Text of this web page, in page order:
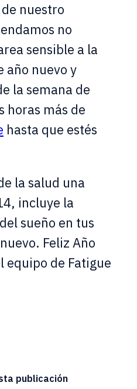
nuestro
no
sensible a la
año nuevo y
la semana de
horas más de
hasta que estés
la salud una
incluye la
sueño en tus
Feliz Año
equipo de Fatigue
publicación